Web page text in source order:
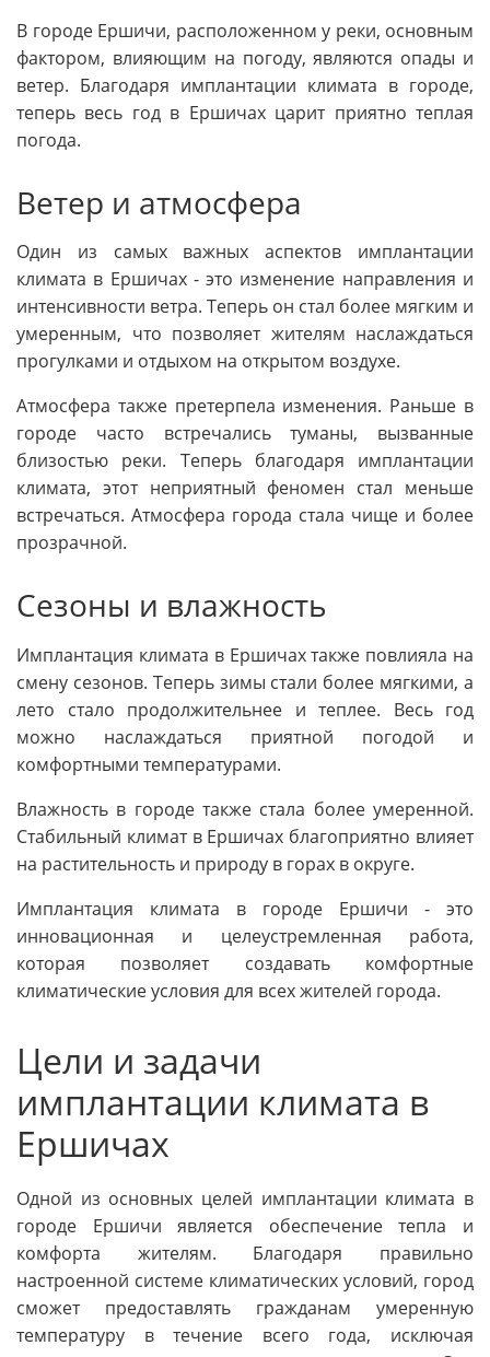
В городе Ершичи, расположенном у реки, основным
фактором, влияющим на погоду, являются опады и
ветер. Благодаря имплантации климата в городе,
теперь весь год в Ершичах царит приятно теплая
погода.
Ветер и атмосфера
Один из самых важных аспектов имплантации
климата в Ершичах - это изменение направления и
интенсивности ветра. Теперь он стал более мягким и
умеренным, что позволяет жителям наслаждаться
прогулками и отдыхом на открытом воздухе.
Атмосфера также претерпела изменения. Раньше в
городе часто встречались туманы, вызванные
близостью реки. Теперь благодаря имплантации
климата, этот неприятный феномен стал меньше
встречаться. Атмосфера города стала чище и более
прозрачной.
Сезоны и влажность
Имплантация климата в Ершичах также повлияла на
смену сезонов. Теперь зимы стали более мягкими, а
лето стало продолжительнее и теплее. Весь год
можно наслаждаться приятной погодой и
комфортными температурами.
Влажность в городе также стала более умеренной.
Стабильный климат в Ершичах благоприятно влияет
на растительность и природу в горах в округе.
Имплантация климата в городе Ершичи - это
инновационная и целеустремленная работа,
которая позволяет создавать комфортные
климатические условия для всех жителей города.
Цели и задачи
имплантации климата в
Ершичах
Одной из основных целей имплантации климата в
городе Ершичи является обеспечение тепла и
комфорта жителям. Благодаря правильно
настроенной системе климатических условий, город
сможет предоставлять гражданам умеренную
температуру в течение всего года, исключая